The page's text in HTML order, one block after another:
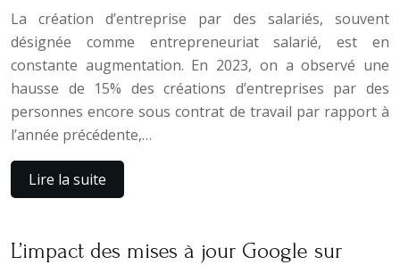
La création d’entreprise par des salariés, souvent
désignée comme entrepreneuriat salarié, est en
constante augmentation. En 2023, on a observé une
hausse de 15% des créations d’entreprises par des
personnes encore sous contrat de travail par rapport à
l’année précédente,…
Lire la suite
L’impact des mises à jour Google sur